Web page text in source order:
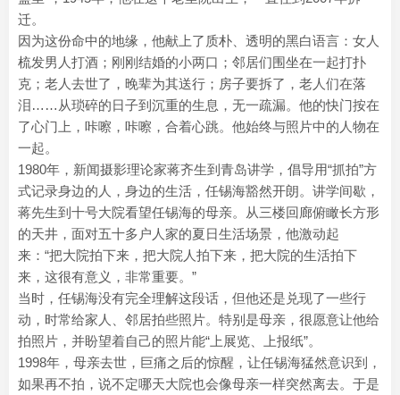
迁。
因为这份命中的地缘，他献上了质朴、透明的黑白语言：女人
梳发男人打酒；刚刚结婚的小两口；邻居们围坐在一起打扑
克；老人去世了，晚辈为其送行；房子要拆了，老人们在落
泪……从琐碎的日子到沉重的生息，无一疏漏。他的快门按在
了心门上，咔嚓，咔嚓，合着心跳。他始终与照片中的人物在
一起。
1980年，新闻摄影理论家蒋齐生到青岛讲学，倡导用“抓拍”方
式记录身边的人，身边的生活，任锡海豁然开朗。讲学间歇，
蒋先生到十号大院看望任锡海的母亲。从三楼回廊俯瞰长方形
的天井，面对五十多户人家的夏日生活场景，他激动起
来：“把大院拍下来，把大院人拍下来，把大院的生活拍下
来，这很有意义，非常重要。”
当时，任锡海没有完全理解这段话，但他还是兑现了一些行
动，时常给家人、邻居拍些照片。特别是母亲，很愿意让他给
拍照片，并盼望着自己的照片能“上展览、上报纸”。
1998年，母亲去世，巨痛之后的惊醒，让任锡海猛然意识到，
如果再不拍，说不定哪天大院也会像母亲一样突然离去。于是